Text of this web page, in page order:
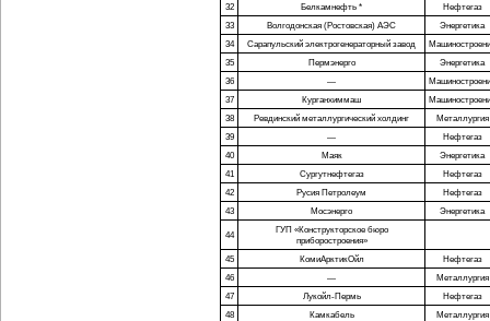
32
Белкамнефть *
Нефтегаз
33
Волгодонская (Ростовская) АЭС
Энергетика
34
Сарапульский электрогенераторный завод
35
Пермэнерго
Энергетика
36
—
37
Курганхиммаш
38
Ревдинский металлургический холдинг
Металлургия
39
—
Нефтегаз
40
Маяк
Энергетика
41
Сургутнефтегаз
Нефтегаз
42
Русия Петролеум
Нефтегаз
43
Мосэнерго Энергетика
44
ГУП «Конструкторское бюро
приборостроения»
45
КомиАрктикОйл
Нефтегаз
46
—
Металлургия
47
Лукойл-Пермь
Нефтегаз
48
Камкабель Металлургия